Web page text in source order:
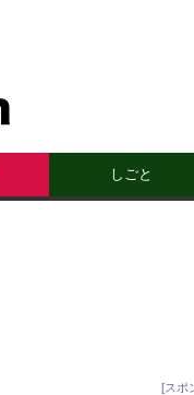
しごと
[スポ